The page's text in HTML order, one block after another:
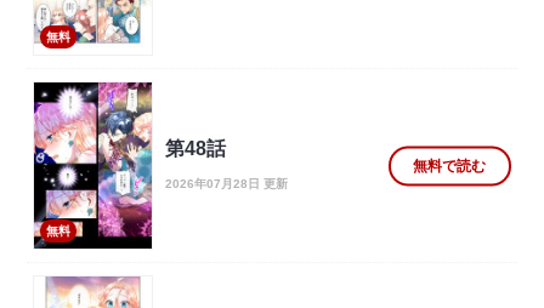
無料
無料
第48話
2026年07月28日 更新
無料で読む